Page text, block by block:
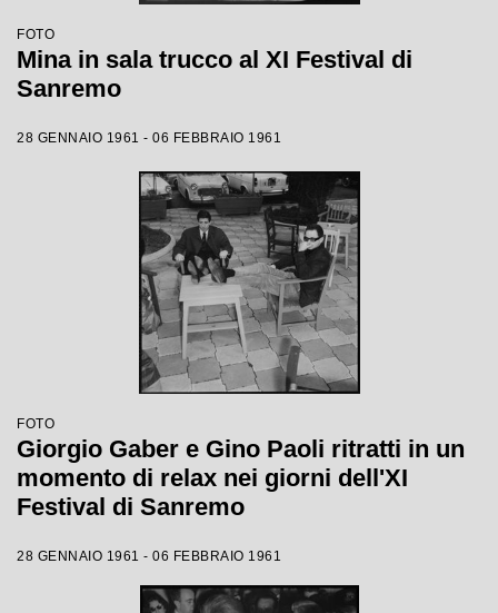
FOTO
Mina in sala trucco al XI Festival di
Sanremo
28 GENNAIO 1961 - 06 FEBBRAIO 1961
FOTO
Giorgio Gaber e Gino Paoli ritratti in un
momento di relax nei giorni dell'XI
Festival di Sanremo
28 GENNAIO 1961 - 06 FEBBRAIO 1961